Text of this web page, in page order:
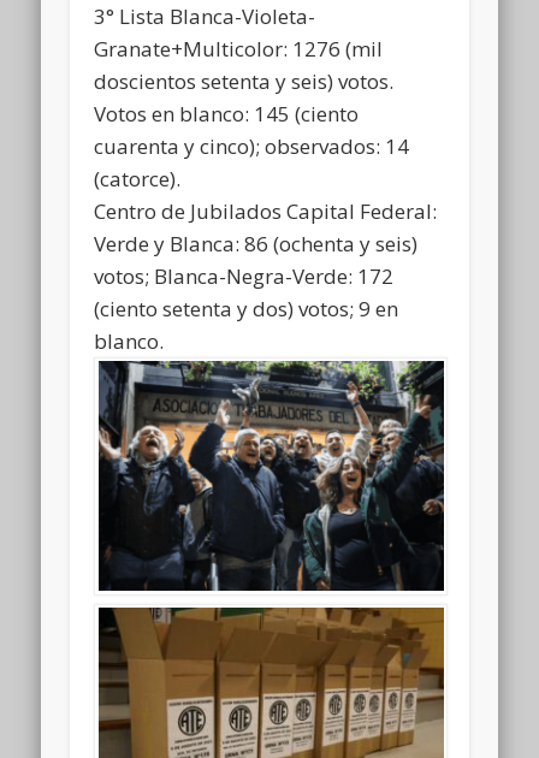
3° Lista Blanca-Violeta-
Granate+Multicolor: 1276 (mil
doscientos setenta y seis) votos.
Votos en blanco: 145 (ciento
cuarenta y cinco); observados: 14
(catorce).
Centro de Jubilados Capital Federal:
Verde y Blanca: 86 (ochenta y seis)
votos; Blanca-Negra-Verde: 172
(ciento setenta y dos) votos; 9 en
blanco.